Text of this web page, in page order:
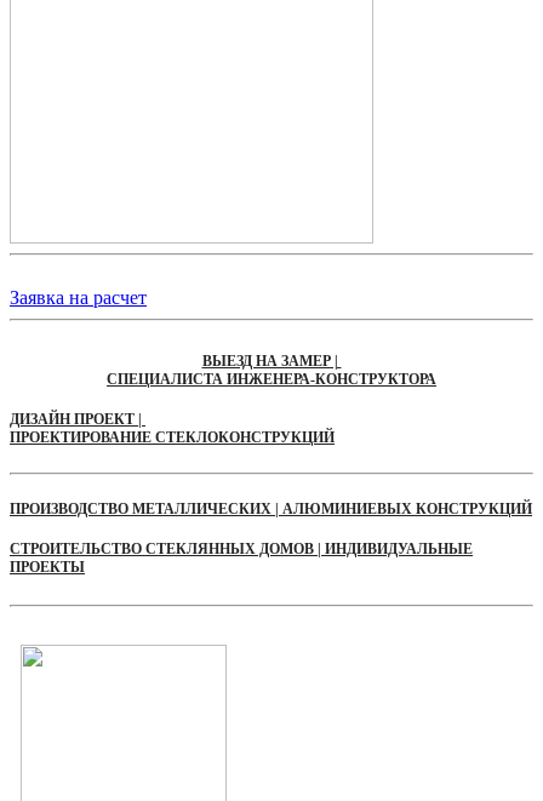
Заявка на расчет
ВЫЕЗД НА ЗАМЕР |
СПЕЦИАЛИСТА ИНЖЕНЕРА-КОНСТРУКТОРА
ДИЗАЙН ПРОЕКТ |
ПРОЕКТИРОВАНИЕ СТЕКЛОКОНСТРУКЦИЙ
ПРОИЗВОДСТВО МЕТАЛЛИЧЕСКИХ | АЛЮМИНИЕВЫХ КОНСТРУКЦИЙ
СТРОИТЕЛЬСТВО СТЕКЛЯННЫХ ДОМОВ | ИНДИВИДУАЛЬНЫЕ
ПРОЕКТЫ